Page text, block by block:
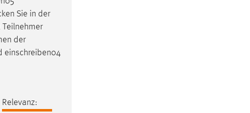
Sie in der
Teilnehmer
der
einschreiben04
Relevanz: